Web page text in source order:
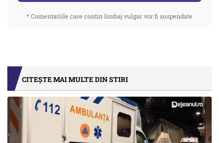
* Comentariile care contin limbaj vulgar vor fi suspendate
CITEȘTE MAI MULTE DIN STIRI